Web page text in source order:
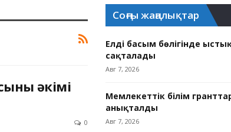
әкімі
0
Соңғы жаңалықтар
Елдің басым бөлігінде
сақталады
Авг 7, 2026
Мемлекеттік білім
анықталды
Авг 7, 2026